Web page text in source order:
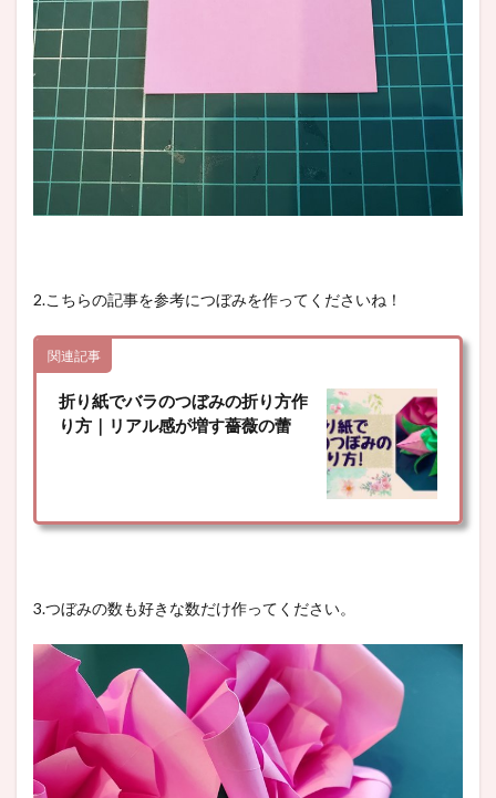
2.こちらの記事を参考につぼみを作ってくださいね！
関連記事
折り紙でバラのつぼみの折り方作
り方｜リアル感が増す薔薇の蕾
3.つぼみの数も好きな数だけ作ってください。